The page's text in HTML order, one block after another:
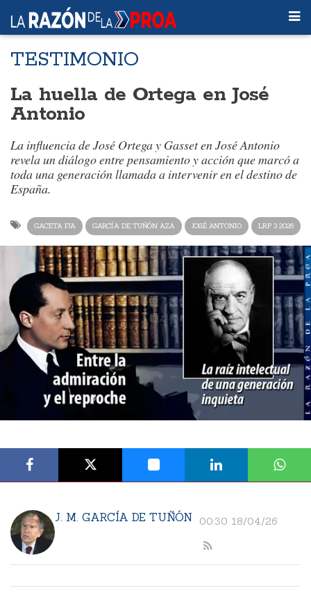
TESTIMONIO
La huella de Ortega en José
Antonio
La influencia de José Ortega y Gasset en José Antonio
revela un diálogo entre pensamiento y acción que marcó a
toda una generación llamada a intervenir en el destino de
España.
GACETA FJA GARCÍA DE TUÑÓN AZA JOSÉ ANTONIO LRP 3 2026
J. M. GARCÍA DE TUÑÓN 00:30 18/04/26